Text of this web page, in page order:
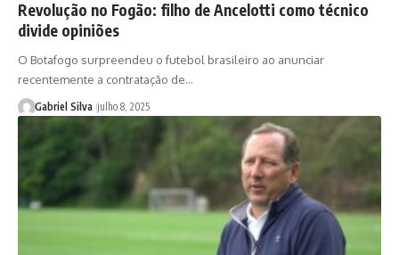
Revolução no Fogão: filho de Ancelotti como técnico
divide opiniões
O Botafogo surpreendeu o futebol brasileiro ao anunciar
recentemente a contratação de…
Gabriel Silva julho 8, 2025